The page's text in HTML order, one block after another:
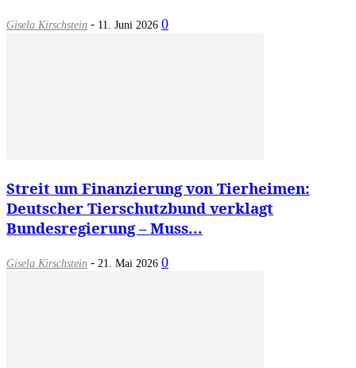
Gisela Kirschstein - 11. Juni 2026 0
Streit um Finanzierung von Tierheimen:
Deutscher Tierschutzbund verklagt
Bundesregierung – Muss...
Gisela Kirschstein - 21. Mai 2026 0